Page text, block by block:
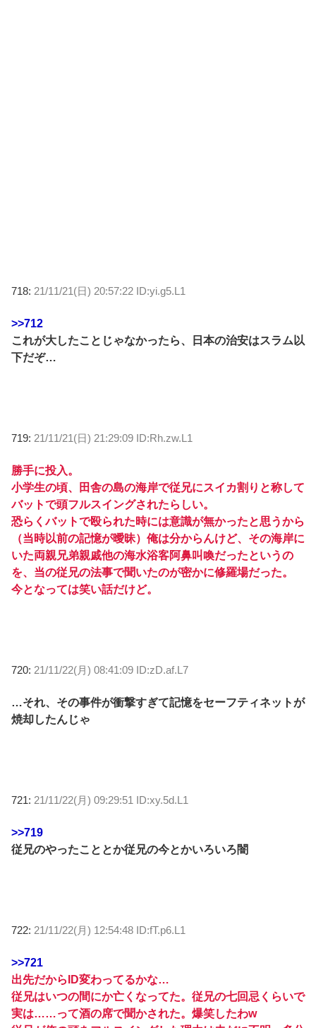
718: 21/11/21(日) 20:57:22 ID:yi.g5.L1
>>712
これが大したことじゃなかったら、日本の治安はスラム以
下だぞ…
719: 21/11/21(日) 21:29:09 ID:Rh.zw.L1
勝手に投入。
小学生の頃、田舎の島の海岸で従兄にスイカ割りと称して
バットで頭フルスイングされたらしい。
恐らくバットで殴られた時には意識が無かったと思うから
（当時以前の記憶が曖昧）俺は分からんけど、その海岸に
いた両親兄弟親戚他の海水浴客阿鼻叫喚だったというの
を、当の従兄の法事で聞いたのが密かに修羅場だった。
今となっては笑い話だけど。
720: 21/11/22(月) 08:41:09 ID:zD.af.L7
…それ、その事件が衝撃すぎて記憶をセーフティネットが
焼却したんじゃ
721: 21/11/22(月) 09:29:51 ID:xy.5d.L1
>>719
従兄のやったこととか従兄の今とかいろいろ闇
722: 21/11/22(月) 12:54:48 ID:fT.p6.L1
>>721
出先だからID変わってるかな…
従兄はいつの間にか亡くなってた。従兄の七回忌くらいで
実は……って酒の席で聞かされた。爆笑したわw